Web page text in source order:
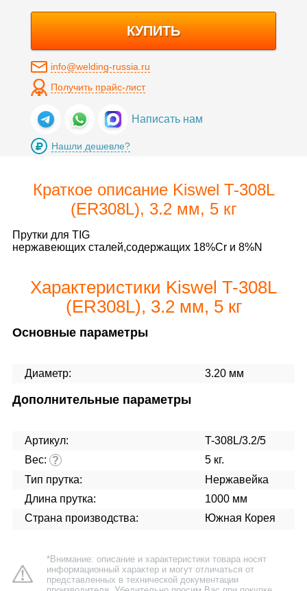
КУПИТЬ
info@welding-russia.ru
Получить прайс-лист
Написать нам
Нашли дешевле?
Краткое описание Kiswel T-308L
(ER308L), 3.2 мм, 5 кг
Прутки для TIG
нержавеющих сталей,содержащих 18%Cr и 8%N
Характеристики Kiswel T-308L
(ER308L), 3.2 мм, 5 кг
Основные параметры
Диаметр: 3.20 мм
Дополнительные параметры
Артикул:
T-308L/3.2/5
Вес: ?
5 кг.
Тип прутка:
Нержавейка
Длина прутка:
1000 мм
Страна производства:
Южная Корея
*Внимание: описание и характеристики товара носят
информационный характер и могут отличаться от
представленных в технической документации